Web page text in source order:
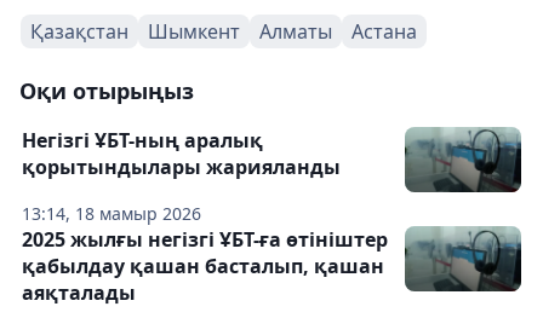
Қазақстан Шымкент Алматы Астана
Оқи отырыңыз
13:14, 18 мамыр 2026
Негізгі ҰБТ-ның аралық
қорытындылары жарияланды
2025 жылғы негізгі ҰБТ-ға өтініштер
қабылдау қашан басталып, қашан
аяқталады